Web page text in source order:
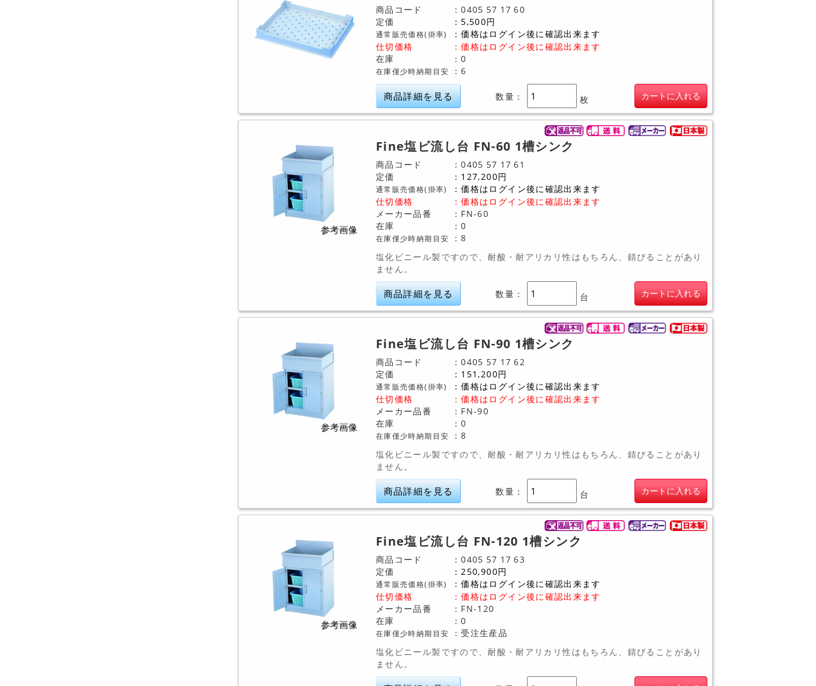
商品コード 0405 57 17 60
定価
5,500円
通常販売価格(掛率)
価格はログイン後に確認出来ます
仕切価格
：価格はログイン後に確認出来ます
在庫
0
在庫僅少時納期目安 6
商品詳細を見る 数量： 枚 カートに入れる
Fine塩ビ流し台 FN-60 1槽シンク
商品コード 0405 57 17 61
定価
127,200円
通常販売価格(掛率)
価格はログイン後に確認出来ます
仕切価格
：価格はログイン後に確認出来ます
メーカー品番
FN-60
在庫
0
在庫僅少時納期目安
8
塩化ビニール製ですので、耐酸・耐アリカリ性はもちろん、錆びることがあり
ません。
商品詳細を見る 数量： 台 カートに入れる
Fine塩ビ流し台 FN-90 1槽シンク
商品コード 0405 57 17 62
定価
151,200円
通常販売価格(掛率)
価格はログイン後に確認出来ます
仕切価格
：価格はログイン後に確認出来ます
メーカー品番
FN-90
在庫
0
在庫僅少時納期目安
8
塩化ビニール製ですので、耐酸・耐アリカリ性はもちろん、錆びることがあり
ません。
商品詳細を見る 数量： 台 カートに入れる
Fine塩ビ流し台 FN-120 1槽シンク
商品コード 0405 57 17 63
定価
250,900円
通常販売価格(掛率)
価格はログイン後に確認出来ます
仕切価格
：価格はログイン後に確認出来ます
メーカー品番
FN-120
在庫
0
在庫僅少時納期目安
受注生産品
塩化ビニール製ですので、耐酸・耐アリカリ性はもちろん、錆びることがあり
ません。